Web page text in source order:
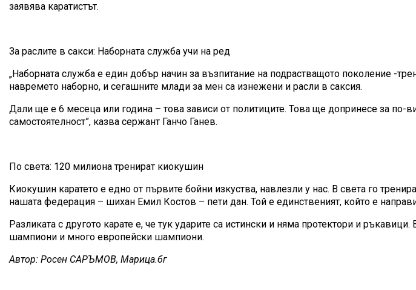
заявява каратистът.
За раслите в сакси: Наборната служба учи на ред
„Наборната служба е един добър начин за възпитание на подрастващото поколение -
навремето наборно, и сегашните млади за мен са изнежени и расли в саксия.
Дали ще е 6 месеца или година – това зависи от политиците. Това ще допринесе за по-
самостоятелност”, казва сержант Ганчо Ганев.
По света: 120 милиона тренират киокушин
Киокушин каратето е едно от първите бойни изкуства, навлезли у нас. В света го
нашата федерация – шихан Емил Костов – пети дан. Той е единственият, който е
Разликата с другото карате е, че тук ударите са истински и няма протектори и
шампиони и много европейски шампиони.
Автор: Росен САРЪМОВ, Марица.бг